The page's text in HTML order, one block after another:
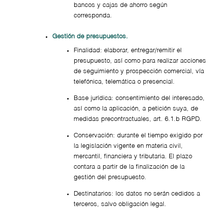
bancos y cajas de ahorro según
corresponda.
Gestión de presupuestos.
Finalidad: elaborar, entregar/remitir el
presupuesto, así como para realizar acciones
de seguimiento y prospección comercial, vía
telefónica, telemática o presencial.
Base jurídica: consentimiento del interesado,
así como la aplicación, a petición suya, de
medidas precontractuales, art. 6.1.b RGPD.
Conservación: durante el tiempo exigido por
la legislación vigente en materia civil,
mercantil, financiera y tributaria. El plazo
contara a partir de la finalización de la
gestión del presupuesto.
Destinatarios: los datos no serán cedidos a
terceros, salvo obligación legal.